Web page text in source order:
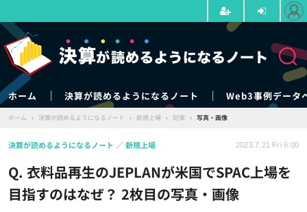
ホーム 決算が読めるようになるノート Web3事例データ
ホーム › 決算が読めるようになるノート › 新規上場 › 記事 › 写真・画像
Q. 衣料品再生のJEPLANが米国でSPAC上場を
目指すのはなぜ？ 2枚目の写真・画像
決算が読めるようになるノート 新規上場 2023.7.21 Fri 6:00